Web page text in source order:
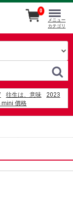
往生は、意味
2023
mini 價格
0
メニュー
カテゴリ